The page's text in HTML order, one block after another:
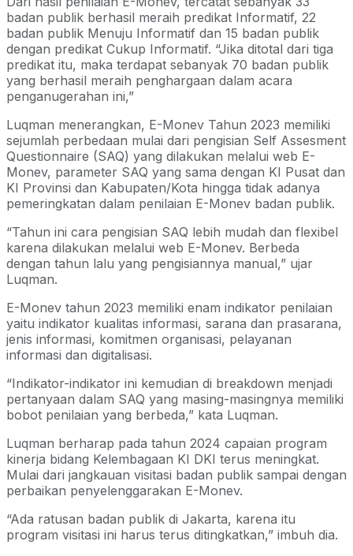
badan publik berhasil meraih predikat Informatif, 22
badan publik Menuju Informatif dan 15 badan publik
dengan predikat Cukup Informatif. “Jika ditotal dari tiga
predikat itu, maka terdapat sebanyak 70 badan publik
yang berhasil meraih penghargaan dalam acara
penganugerahan ini,”
Luqman menerangkan, E-Monev Tahun 2023 memiliki
sejumlah perbedaan mulai dari pengisian Self Assesment
Questionnaire (SAQ) yang dilakukan melalui web E-
Monev, parameter SAQ yang sama dengan KI Pusat dan
KI Provinsi dan Kabupaten/Kota hingga tidak adanya
pemeringkatan dalam penilaian E-Monev badan publik.
“Tahun ini cara pengisian SAQ lebih mudah dan flexibel
karena dilakukan melalui web E-Monev. Berbeda
dengan tahun lalu yang pengisiannya manual,” ujar
Luqman.
E-Monev tahun 2023 memiliki enam indikator penilaian
yaitu indikator kualitas informasi, sarana dan prasarana,
jenis informasi, komitmen organisasi, pelayanan
informasi dan digitalisasi.
“Indikator-indikator ini kemudian di breakdown menjadi
pertanyaan dalam SAQ yang masing-masingnya memiliki
bobot penilaian yang berbeda,” kata Luqman.
Luqman berharap pada tahun 2024 capaian program
kinerja bidang Kelembagaan KI DKI terus meningkat.
Mulai dari jangkauan visitasi badan publik sampai dengan
perbaikan penyelenggarakan E-Monev.
“Ada ratusan badan publik di Jakarta, karena itu
program visitasi ini harus terus ditingkatkan,” imbuh dia.